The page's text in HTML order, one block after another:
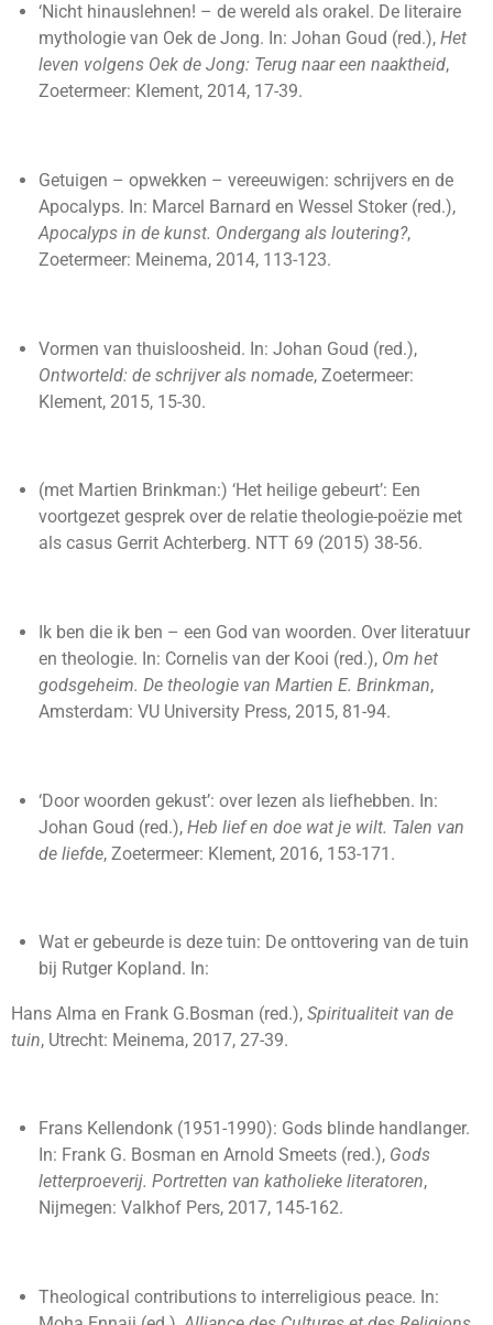
‘Nicht hinauslehnen! – de wereld als orakel. De literaire
mythologie van Oek de Jong. In: Johan Goud (red.), Het
leven volgens Oek de Jong: Terug naar een naaktheid,
Zoetermeer: Klement, 2014, 17-39.
Getuigen – opwekken – vereeuwigen: schrijvers en de
Apocalyps. In: Marcel Barnard en Wessel Stoker (red.),
Apocalyps in de kunst. Ondergang als loutering?,
Zoetermeer: Meinema, 2014, 113-123.
Vormen van thuisloosheid. In: Johan Goud (red.),
Ontworteld: de schrijver als nomade, Zoetermeer:
Klement, 2015, 15-30.
(met Martien Brinkman:) ‘Het heilige gebeurt’: Een
voortgezet gesprek over de relatie theologie-poëzie met
als casus Gerrit Achterberg. NTT 69 (2015) 38-56.
Ik ben die ik ben – een God van woorden. Over literatuur
en theologie. In: Cornelis van der Kooi (red.), Om het
godsgeheim. De theologie van Martien E. Brinkman,
Amsterdam: VU University Press, 2015, 81-94.
‘Door woorden gekust’: over lezen als liefhebben. In:
Johan Goud (red.), Heb lief en doe wat je wilt. Talen van
de liefde, Zoetermeer: Klement, 2016, 153-171.
Wat er gebeurde is deze tuin: De onttovering van de tuin
bij Rutger Kopland. In:
Hans Alma en Frank G.Bosman (red.), Spiritualiteit van de
tuin, Utrecht: Meinema, 2017, 27-39.
Frans Kellendonk (1951-1990): Gods blinde handlanger.
In: Frank G. Bosman en Arnold Smeets (red.), Gods
letterproeverij. Portretten van katholieke literatoren,
Nijmegen: Valkhof Pers, 2017, 145-162.
Theological contributions to interreligious peace. In: